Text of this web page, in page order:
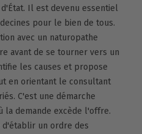
Il est devenu essentiel
pour le bien de tous.
avec un naturopathe
avant de se tourner vers un
les causes et propose
en orientant le consultant
C'est une démarche
la demande excède l'offre.
d'établir un ordre des